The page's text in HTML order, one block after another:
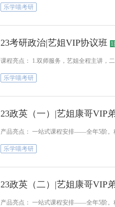
乐学喵考研
23考研政治|艺姐VIP协议班 1
课程亮点： 1.双师服务，艺姐全程主讲，
乐学喵考研
23政英（一）|艺姐康哥VIP
产品亮点： 一站式课程安排——全年5阶。
乐学喵考研
23政英（二）|艺姐康哥VIP
产品亮点： 一站式课程安排——全年5阶。